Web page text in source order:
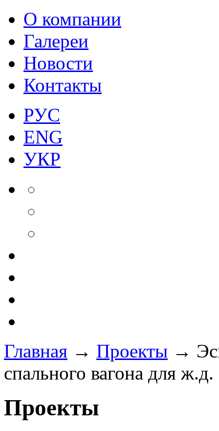
О компании
Галереи
Новости
Контакты
РУС
ENG
УКР
Главная → Проекты →
спального вагона для
Проекты